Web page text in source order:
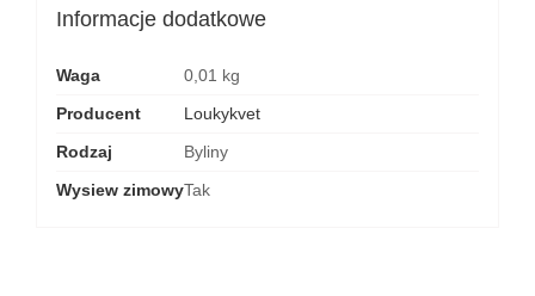
Informacje dodatkowe
Waga
0,01 kg
Producent
Loukykvet
Rodzaj
Byliny
Wysiew zimowyTak